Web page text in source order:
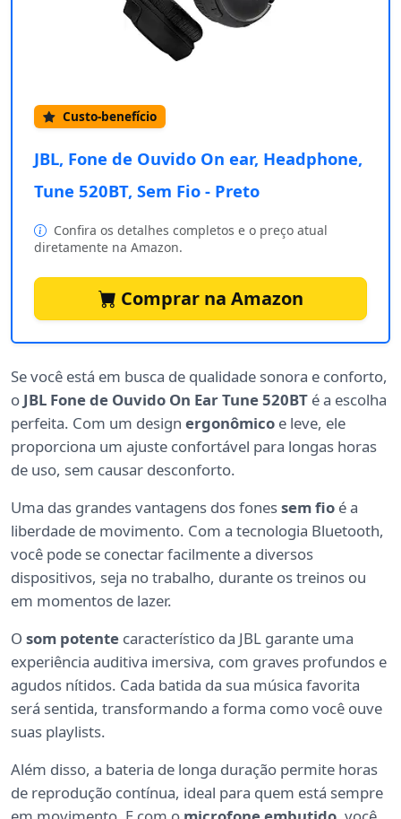
Custo-benefício
JBL, Fone de Ouvido On ear, Headphone,
Tune 520BT, Sem Fio - Preto
Confira os detalhes completos e o preço atual
diretamente na Amazon.
Comprar na Amazon
Se você está em busca de qualidade sonora e conforto,
o JBL Fone de Ouvido On Ear Tune 520BT é a escolha
perfeita. Com um design ergonômico e leve, ele
proporciona um ajuste confortável para longas horas
de uso, sem causar desconforto.
Uma das grandes vantagens dos fonessem fio é a
liberdade de movimento. Com a tecnologia Bluetooth,
você pode se conectar facilmente a diversos
dispositivos, seja no trabalho, durante os treinos ou
em momentos de lazer.
O som potente característico da JBL garante uma
experiência auditiva imersiva, com graves profundos e
agudos nítidos. Cada batida da sua música favorita
será sentida, transformando a forma como você ouve
suas playlists.
Além disso, a bateria de longa duração permite horas
de reprodução contínua, ideal para quem está sempre